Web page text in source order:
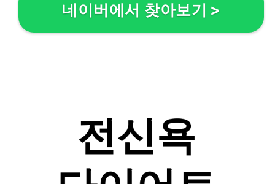
네이버에서 찾아보기 >